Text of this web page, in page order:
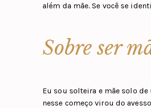
além da mãe. Se você se
Sobre ser
Eu sou solteira e mãe solo
nesse começo virou do